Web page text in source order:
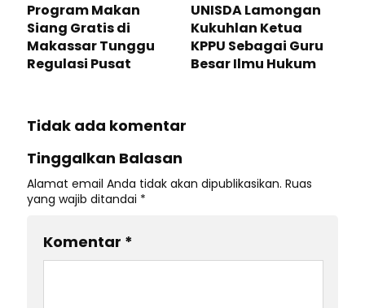
Program Makan
Siang Gratis di
Makassar Tunggu
Regulasi Pusat
UNISDA Lamongan
Kukuhlan Ketua
KPPU Sebagai Guru
Besar Ilmu Hukum
Tidak ada komentar
Tinggalkan Balasan
Alamat email Anda tidak akan dipublikasikan. Ruas
yang wajib ditandai *
Komentar *